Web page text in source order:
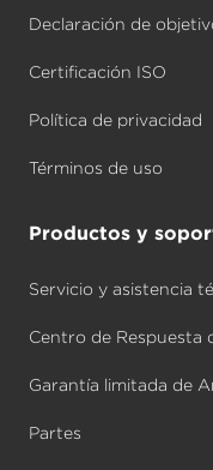
Declaración de
Certificación ISO
Política de privacidad
Términos de uso
Productos y
Servicio y asistencia
Centro de Respuesta
Garantía limitada de
Partes